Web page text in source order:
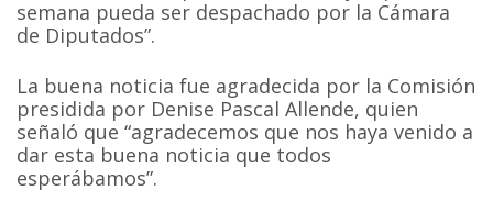
semana pueda ser despachado por la Cámara
de Diputados”.
La buena noticia fue agradecida por la Comisión
presidida por Denise Pascal Allende, quien
señaló que “agradecemos que nos haya venido a
dar esta buena noticia que todos
esperábamos”.